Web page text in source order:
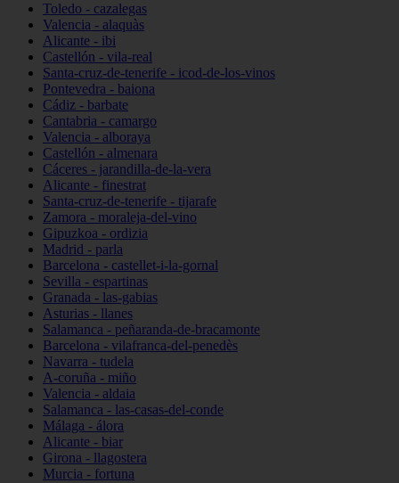
Toledo - cazalegas
Valencia - alaquàs
Alicante - ibi
Castellón - vila-real
Santa-cruz-de-tenerife - icod-de-los-vinos
Pontevedra - baiona
Cádiz - barbate
Cantabria - camargo
Valencia - alboraya
Castellón - almenara
Cáceres - jarandilla-de-la-vera
Alicante - finestrat
Santa-cruz-de-tenerife - tijarafe
Zamora - moraleja-del-vino
Gipuzkoa - ordizia
Madrid - parla
Barcelona - castellet-i-la-gornal
Sevilla - espartinas
Granada - las-gabias
Asturias - llanes
Salamanca - peñaranda-de-bracamonte
Barcelona - vilafranca-del-penedès
Navarra - tudela
A-coruña - miño
Valencia - aldaia
Salamanca - las-casas-del-conde
Málaga - álora
Alicante - biar
Girona - llagostera
Murcia - fortuna